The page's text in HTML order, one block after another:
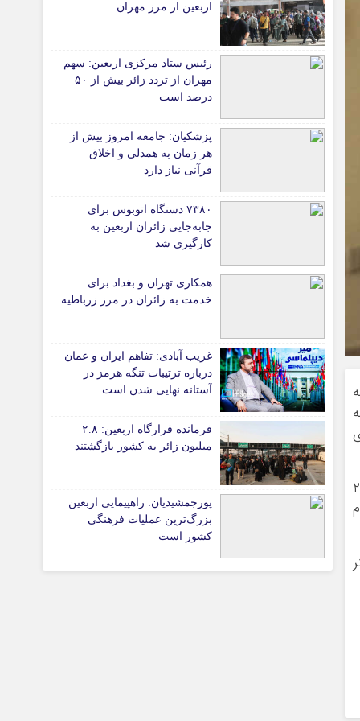
دانشگاه
آموزش و پرورش
بهداشت و درمان
سبک زندگی
حوادث، انتظامی
شهری و رفاهی
شهرداری و شورای شهر
*ماناسپهر
اطلاعیه
پیام تبریک ماناسپهر
پیوندهای سایت
وی افزود: یا این موضوع را به شما گفته‌اند که استفاده از زور در روابط بین‌الملل به طور کلی بر اساس بند ۴ ماده ۲
اربعین از مرز مهران
رئیس ستاد مرکزی اربعین: سهم
مهران از تردد زائر بیش از ۵۰
درصد است
پزشکیان: جامعه امروز بیش از
هر زمان به همدلی و اخلاق
قرآنی نیاز دارد
۷۳۸۰ دستگاه اتوبوس برای
جابه‌جایی زائران اربعین به‌
کارگیری شد
همکاری تهران و بغداد برای
خدمت به زائران در مرز زرباطیه
غریب آبادی: تفاهم ایران و عمان
درباره ترتیبات تنگه هرمز در
آستانه نهایی شدن است
فرمانده قرارگاه اربعین: ۲.۸
میلیون زائر به کشور بازگشتند
پورجمشیدیان: راهپیمایی اربعین
بزرگ‌ترین عملیات فرهنگی
کشور است